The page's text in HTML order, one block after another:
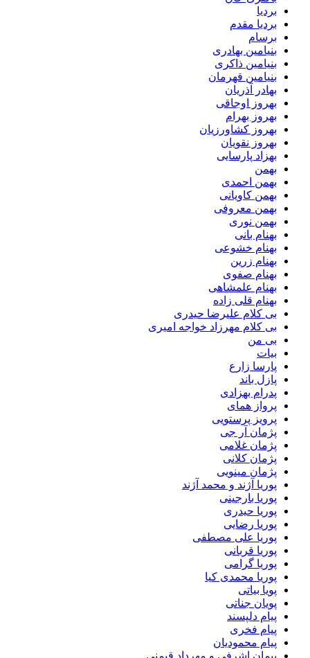
بردیا
بردیا مقدم
برسام
بنیامین بهادری
بنیامین ذاکری
بنیامین قهرمان
بهادر آذریان
بهروز اوجاقی
بهروز بهرام
بهروز کشاورزیان
بهروز نقویان
بهزاد پارسایی
بهمن
بهمن احمدی
بهمن کاویانی
بهمن معروفی
بهمن نوری
بهنام بانی
بهنام خشوعی
بهنام زرین
بهنام صفوی
بهنام علمشاهی
بهنام قلی زاده
بی کلام علیرضا حیدری
بی کلام مهرزاد خواجه امیری
بی من
بیات
پارسا زارع
پازل باند
پدرام بهزادی
پرواز همای
پرویز پرستویی
پژمان آر جی
پژمان غلامی
پژمان کلانی
پژمان مینویی
پوریا آژند و محمد آژند
پوریا بارجینی
پوریا حیدری
پوریا رضایی
پوریا علی مصطفی
پوریا قربانی
پوریا گرامی
پوریا محمدی کیا
پویا بیاتی
پویان جناتی
پیام دلپسند
پیام فخری
پیام محمودیان
پیمان اشرفی و مهرداد قیمنی